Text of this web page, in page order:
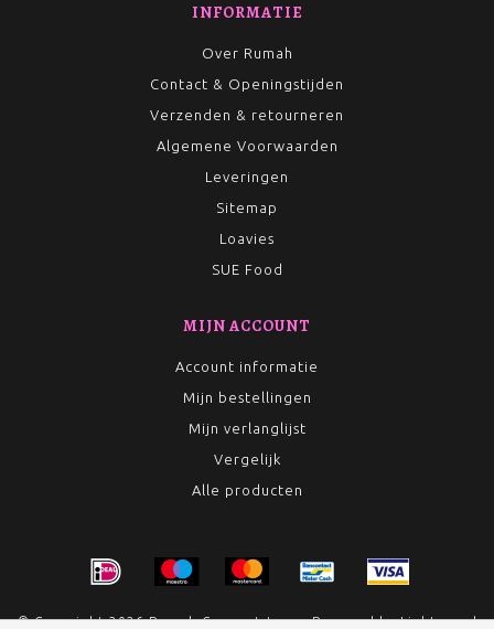
INFORMATIE
Over Rumah
Contact & Openingstijden
Verzenden & retourneren
Algemene Voorwaarden
Leveringen
Sitemap
Loavies
SUE Food
MIJN ACCOUNT
Account informatie
Mijn bestellingen
Mijn verlanglijst
Vergelijk
Alle producten
© Copyright 2026 Rumah Conceptstore - Powered byLightspeed